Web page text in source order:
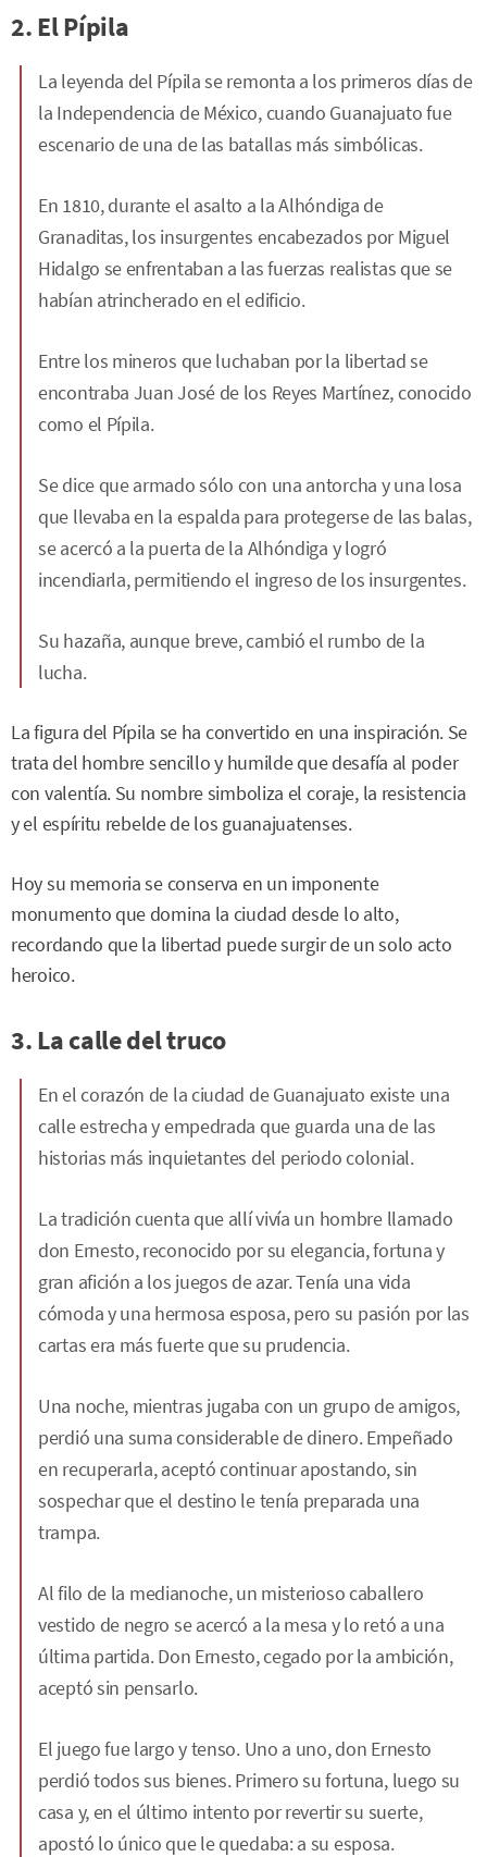
2. El Pípila
La leyenda del Pípila se remonta a los primeros días de
la Independencia de México, cuando Guanajuato fue
escenario de una de las batallas más simbólicas.
En 1810, durante el asalto a la Alhóndiga de
Granaditas, los insurgentes encabezados por Miguel
Hidalgo se enfrentaban a las fuerzas realistas que se
habían atrincherado en el edificio.
Entre los mineros que luchaban por la libertad se
encontraba Juan José de los Reyes Martínez, conocido
como el Pípila.
Se dice que armado sólo con una antorcha y una losa
que llevaba en la espalda para protegerse de las balas,
se acercó a la puerta de la Alhóndiga y logró
incendiarla, permitiendo el ingreso de los insurgentes.
Su hazaña, aunque breve, cambió el rumbo de la
lucha.
La figura del Pípila se ha convertido en una inspiración. Se
trata del hombre sencillo y humilde que desafía al poder
con valentía. Su nombre simboliza el coraje, la resistencia
y el espíritu rebelde de los guanajuatenses.
Hoy su memoria se conserva en un imponente
monumento que domina la ciudad desde lo alto,
recordando que la libertad puede surgir de un solo acto
heroico.
3. La calle del truco
En el corazón de la ciudad de Guanajuato existe una
calle estrecha y empedrada que guarda una de las
historias más inquietantes del periodo colonial.
La tradición cuenta que allí vivía un hombre llamado
don Ernesto, reconocido por su elegancia, fortuna y
gran afición a los juegos de azar. Tenía una vida
cómoda y una hermosa esposa, pero su pasión por las
cartas era más fuerte que su prudencia.
Una noche, mientras jugaba con un grupo de amigos,
perdió una suma considerable de dinero. Empeñado
en recuperarla, aceptó continuar apostando, sin
sospechar que el destino le tenía preparada una
trampa.
Al filo de la medianoche, un misterioso caballero
vestido de negro se acercó a la mesa y lo retó a una
última partida. Don Ernesto, cegado por la ambición,
aceptó sin pensarlo.
El juego fue largo y tenso. Uno a uno, don Ernesto
perdió todos sus bienes. Primero su fortuna, luego su
casa y, en el último intento por revertir su suerte,
apostó lo único que le quedaba: a su esposa.